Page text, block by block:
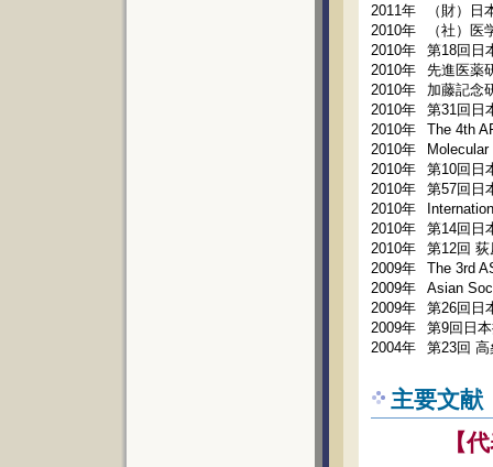
2011年
（財）
2010年
（社）
2010年
第18回日
2010年
先進医薬
2010年
加藤記念
2010年
第31回日
2010年
The 4th
2010年
2010年
第10回日
2010年
第57回日
2010年
2010年
第14回日
2010年
第12回
2009年
The 3rd
2009年
Asian
2009年
第26回日
2009年
第9回日
2004年
第23回
主要文献
【